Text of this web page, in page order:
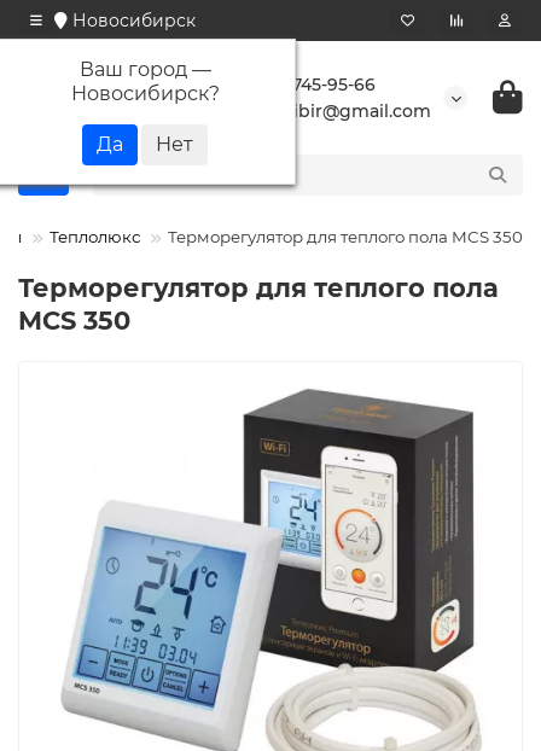
Новосибирск
Ваш город —
Новосибирск?
+7 923 745-95-66
buransibir@gmail.com
Теплолюкс Терморегулятор для теплого пола MCS 350
Терморегулятор для теплого пола
MCS 350